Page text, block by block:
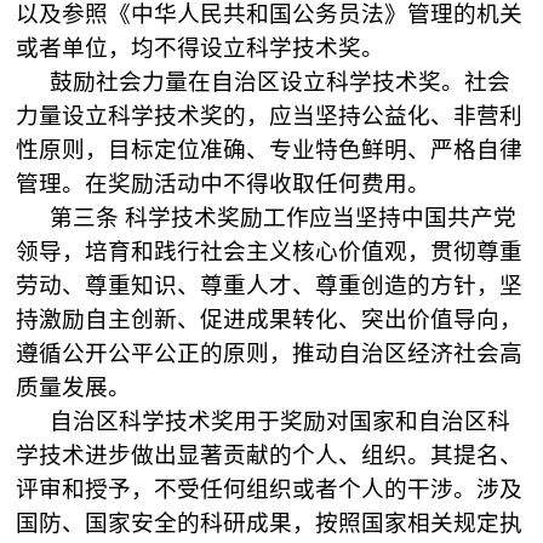
以及参照《中华人民共和国公务员法》管理的机关
或者单位，均不得设立科学技术奖。
鼓励社会力量在自治区设立科学技术奖。社会
力量设立科学技术奖的，应当坚持公益化、非营利
性原则，目标定位准确、专业特色鲜明、严格自律
管理。在奖励活动中不得收取任何费用。
第三条 科学技术奖励工作应当坚持中国共产党
领导，培育和践行社会主义核心价值观，贯彻尊重
劳动、尊重知识、尊重人才、尊重创造的方针，坚
持激励自主创新、促进成果转化、突出价值导向，
遵循公开公平公正的原则，推动自治区经济社会高
质量发展。
自治区科学技术奖用于奖励对国家和自治区科
学技术进步做出显著贡献的个人、组织。其提名、
评审和授予，不受任何组织或者个人的干涉。涉及
国防、国家安全的科研成果，按照国家相关规定执